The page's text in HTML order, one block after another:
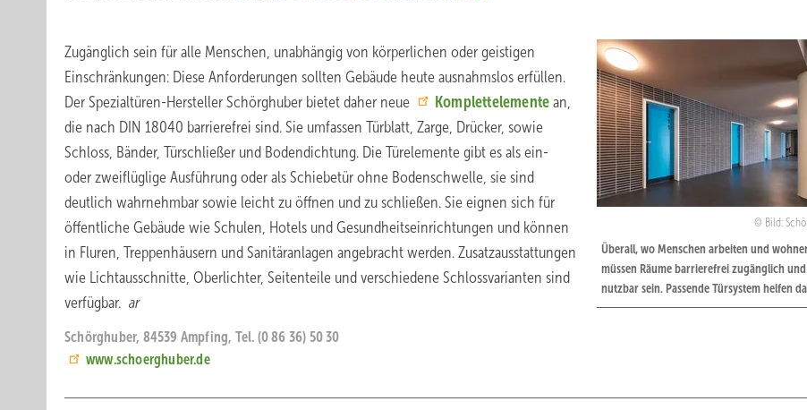
Bild:
Überall, wo Menschen arbeiten und
müssen Räume barrierefrei zugänglich und
nutzbar sein. Passende Türsystem helfen
Zugänglich sein für alle Menschen, unabhängig von körperlichen oder geistigen
Einschränkungen: Diese Anforderungen sollten Gebäude heute ausnahmslos erfüllen.
Der Spezialtüren-Hersteller Schörghuber bietet daher neue
Komplettelemente an,
die nach DIN 18040 barrierefrei sind. Sie umfassen Türblatt, Zarge, Drücker, sowie
Schloss, Bänder, Türschließer und Bodendichtung. Die Türelemente gibt es als ein-
oder zweiflüglige Ausführung oder als Schiebetür ohne Bodenschwelle, sie sind
deutlich wahrnehmbar sowie leicht zu öffnen und zu schließen. Sie eignen sich für
öffentliche Gebäude wie Schulen, Hotels und Gesundheitseinrichtungen und können
in Fluren, Treppenhäusern und Sanitäranlagen angebracht werden. Zusatzausstattungen
wie Lichtausschnitte, Oberlichter, Seitenteile und verschiedene Schlossvarianten sind
verfügbar. ar
Schörghuber, 84539 Ampfing, Tel. (0 86 36) 50 30 ­
www.schoerghuber.de